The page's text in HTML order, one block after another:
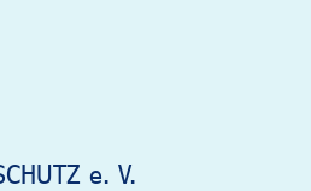
e. V.